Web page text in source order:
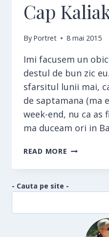
Cap
By Portret 8 mai 2015
Imi facusem un
destul de bun zic
sfarsitul lunii mai,
de saptamana (ma
week-end, nu ca as
ma duceam ori in
READ MORE CAP
- Cauta pe site -